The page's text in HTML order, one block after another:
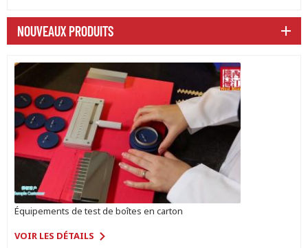
NOUVEAUX PRODUITS
Équipements de test de boîtes en carton
VOIR LES DÉTAILS